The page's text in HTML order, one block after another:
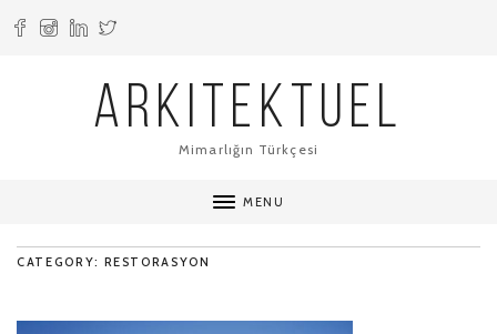
ARKITEKTUEL
Mimarlığın Türkçesi
MENU
CATEGORY: RESTORASYON